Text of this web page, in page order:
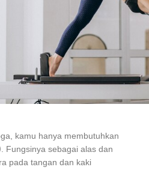
kamu hanya membutuhkan
. Fungsinya sebagai alas dan
pada tangan dan kaki